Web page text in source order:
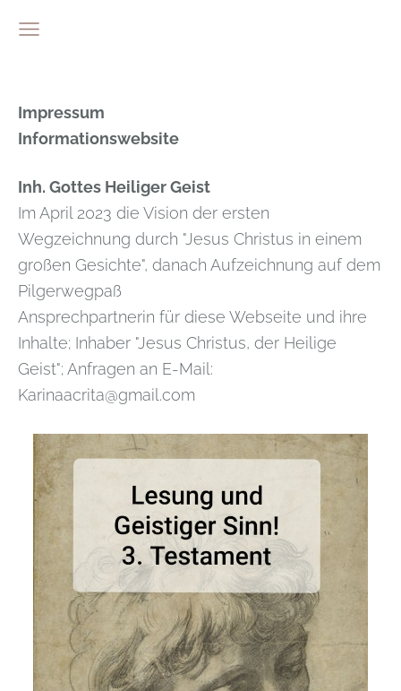
Impressum
Informationswebsite
Inh. Gottes Heiliger Geist
Im April 2023 die Vision der ersten
Wegzeichnung durch "Jesus Christus in einem
großen Gesichte", danach Aufzeichnung auf dem
Pilgerwegpaß
Ansprechpartnerin für diese Webseite und ihre
Inhalte; Inhaber "Jesus Christus, der Heilige
Geist"; Anfragen an E-Mail:
Karinaacrita@gmail.com